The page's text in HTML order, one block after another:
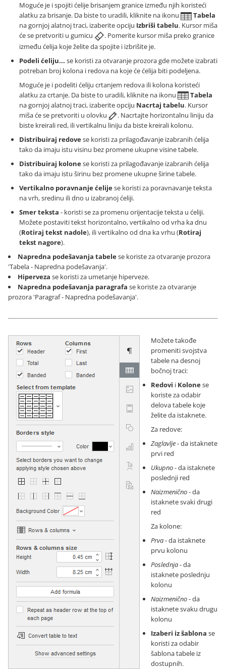
Moguće je i spojiti ćelije brisanjem granice između njih koristeći
alatku za brisanje. Da biste to uradili, kliknite na ikonu
Tabela
na gornjoj alatnoj traci, izaberite opciju Izbriši tabelu. Kursor miša
će se pretvoriti u gumicu
. Pomerite kursor miša preko granice
između ćelija koje želite da spojite i izbrišite je.
Podeli ćeliju... se koristi za otvaranje prozora gde možete izabrati
potreban broj kolona i redova na koje će ćelija biti podeljena.
Moguće je i podeliti ćeliju crtanjem redova ili kolona koristeći
alatku za crtanje. Da biste to uradili, kliknite na ikonu
Tabela
na gornjoj alatnoj traci, izaberite opciju Nacrtaj tabelu. Kursor
miša će se pretvoriti u olovku
. Nacrtajte horizontalnu liniju da
biste kreirali red, ili vertikalnu liniju da biste kreirali kolonu.
Distribuiraj redovese koristi za prilagođavanje izabranih ćelija
tako da imaju istu visinu bez promene ukupne visine tabele.
Distribuiraj kolonese koristi za prilagođavanje izabranih ćelija
tako da imaju istu širinu bez promene ukupne širine tabele.
Vertikalno poravnanje ćelijese koristi za poravnavanje teksta
na vrh, sredinu ili dno u izabranoj ćeliji.
Smer teksta - koristi se za promenu orijentacije teksta u ćeliji.
Možete postaviti tekst horizontalno, vertikalno od vrha ka dnu
(Rotiraj tekst nadole), ili vertikalno od dna ka vrhu (Rotiraj
tekst nagore).
Napredna podešavanja tabelese koriste za otvaranje prozora
'Tabela - Napredna podešavanja'.
Hiperveza se koristi za umetanje hiperveze.
Napredna podešavanja paragrafa se koriste za otvaranje
prozora 'Paragraf - Napredna podešavanja'.
Možete takođe
promeniti svojstva
tabele na desnoj
bočnoj traci:
Redovi i Kolonese
koriste za odabir
delova tabele koje
želite da istaknete.
Za redove:
Zaglavlje- da istaknete
prvi red
Ukupno- da istaknete
poslednji red
Naizmenično- da
istaknete svaki drugi
red
Za kolone:
Prva- da istaknete
prvu kolonu
Poslednja- da
istaknete poslednju
kolonu
Naizmenično- da
istaknete svaku drugu
kolonu
Izaberi iz šablona se
koristi za odabir
šablona tabele iz
dostupnih.